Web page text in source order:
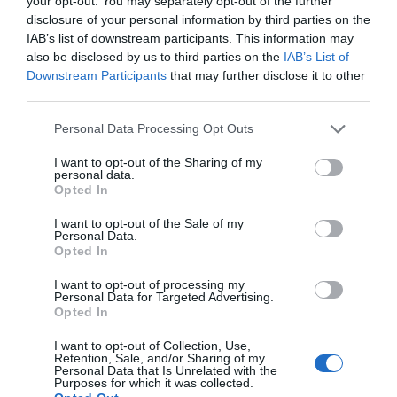
disclosure of your personal information by third parties on the
IAB’s list of downstream participants. This information may
also be disclosed by us to third parties on the IAB’s List of
Downstream Participants that may further disclose it to other
Personal Data Processing Opt Outs
I want to opt-out of the Sharing of my
personal data.
Opted In
I want to opt-out of the Sale of my
Personal Data.
Opted In
I want to opt-out of processing my
Personal Data for Targeted Advertising.
Opted In
I want to opt-out of Collection, Use,
Retention, Sale, and/or Sharing of my
Personal Data that Is Unrelated with the
Purposes for which it was collected.
ΟΧΙ ΣΤΟΝ ΑΠΟΚΛΕΙΣΜΟ ΤΩΝ ΕΝΣΤΟΛΩΝ ΑΠΟ ΤΗΝ ΑΥΤΟΔΙΟΙΚΗΣΗ –
ΚΟΙΝΗ ΠΑΡΕΜΒΑΣΗ ΤΕΣΣΑΡΩΝ ΑΙΡΕΤΩΝ ΤΗΣ ΑΝΑΤΟΛΙΚΗΣ
ΑΤΤΙΚΗΣ